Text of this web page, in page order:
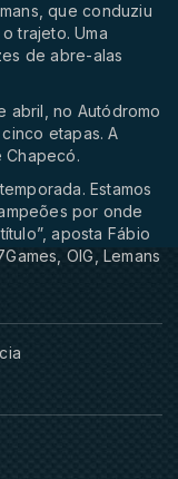
que conduziu
trajeto. Uma
de abre-alas
abril, no Autódromo
etapas. A
Chapecó.
Estamos
por onde
aposta Fábio
OIG, Lemans